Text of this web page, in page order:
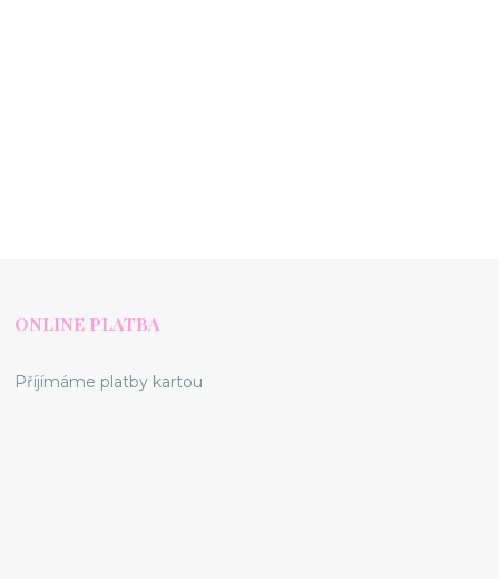
ONLINE PLATBA
Příjímáme platby kartou